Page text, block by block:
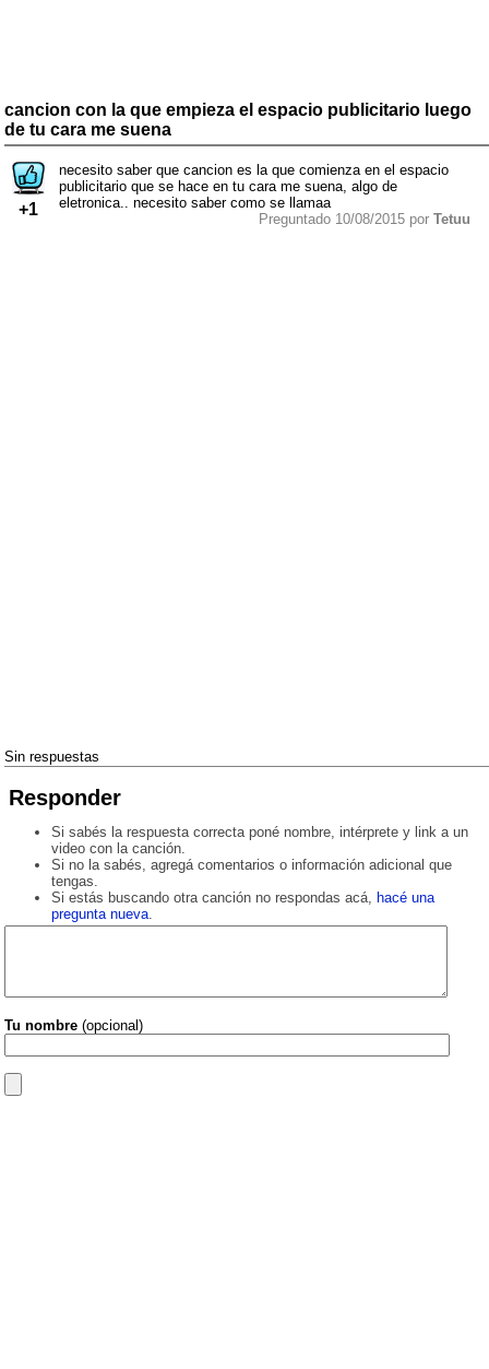
cancion con la que empieza el espacio publicitario luego
de tu cara me suena
+1
necesito saber que cancion es la que comienza en el espacio
publicitario que se hace en tu cara me suena, algo de
eletronica.. necesito saber como se llamaa
Preguntado 10/08/2015 por Tetuu
Sin respuestas
Responder
Si sabés la respuesta correcta poné nombre, intérprete y link a un
video con la canción.
Si no la sabés, agregá comentarios o información adicional que
tengas.
Si estás buscando otra canción no respondas acá, hacé una
pregunta nueva.
Tu nombre (opcional)